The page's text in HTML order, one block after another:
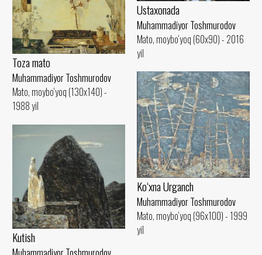
Ustaxonada
Muhammadiyor Toshmurodov
Mato, moybo‘yoq (60x90) - 2016
yil
Toza mato
Muhammadiyor Toshmurodov
Mato, moybo‘yoq (130x140) -
1988 yil
Ko‘xna Urganch
Muhammadiyor Toshmurodov
Mato, moybo‘yoq (96x100) - 1999
yil
Kutish